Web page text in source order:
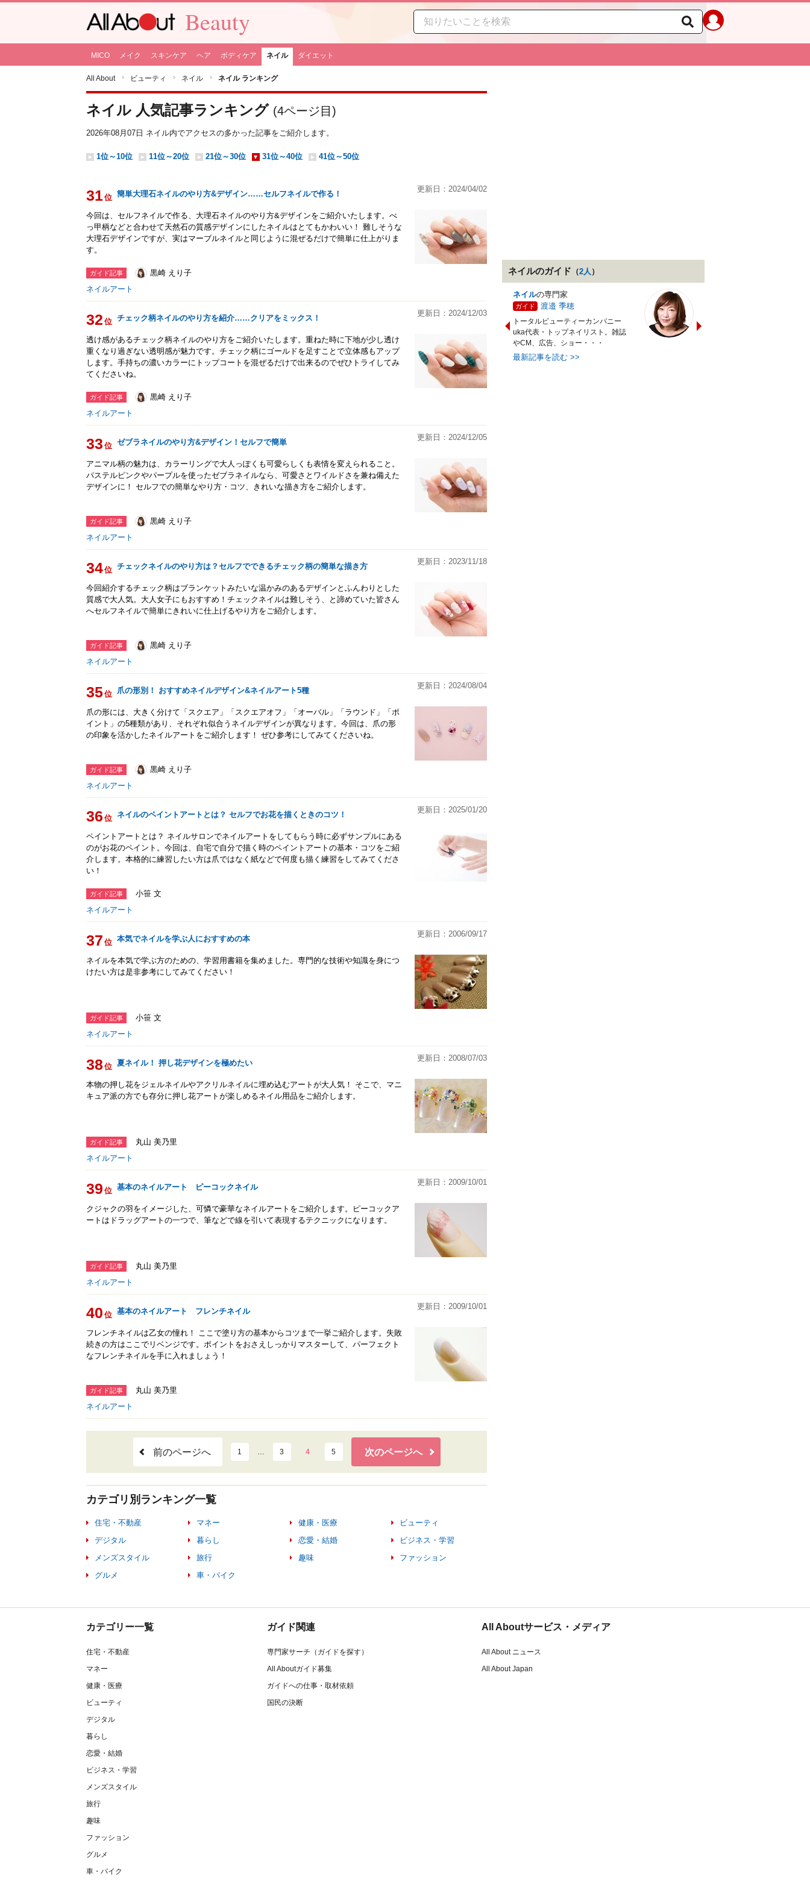
Beauty
MICO メイク スキンケア ヘア ボディケア ネイル ダイエット
All About ビューティ ネイル ネイル ランキング
ネイル 人気記事ランキング (4ページ目)
2026年08月07日 ネイル内でアクセスの多かった記事をご紹介します。
1位～10位 11位～20位 21位～30位 31位～40位 41位～50位
31位 簡単大理石ネイルのやり方&デザイン……セルフネイルで作る！
更新日：2024/04/02
今回は、セルフネイルで作る、大理石ネイルのやり方&デザインをご紹介いたします。べ
っ甲柄などと合わせて天然石の質感デザインにしたネイルはとてもかわいい！ 難しそうな
大理石デザインですが、実はマーブルネイルと同じように混ぜるだけで簡単に仕上がりま
す。
ガイド記事
黒崎 えり子
ネイルアート
32 位 チェック柄ネイルのやり方を紹介……クリアをミックス！
更新日：2024/12/03
透け感があるチェック柄ネイルのやり方をご紹介いたします。重ねた時に下地が少し透け
重くなり過ぎない透明感が魅力です。チェック柄にゴールドを足すことで立体感もアップ
します。手持ちの濃いカラーにトップコートを混ぜるだけで出来るのでぜひトライしてみ
てくださいね。
ガイド記事
黒崎 えり子
ネイルアート
33 位 ゼブラネイルのやり方&デザイン！セルフで簡単
更新日：2024/12/05
アニマル柄の魅力は、カラーリングで大人っぽくも可愛らしくも表情を変えられること。
パステルピンクやパープルを使ったゼブラネイルなら、可愛さとワイルドさを兼ね備えた
デザインに！ セルフでの簡単なやり方・コツ、きれいな描き方をご紹介します。
ガイド記事
黒崎 えり子
ネイルアート
34位 チェックネイルのやり方は？セルフでできるチェック柄の簡単な描き方
更新日：2023/11/18
今回紹介するチェック柄はブランケットみたいな温かみのあるデザインとふんわりとした
質感で大人気。大人女子にもおすすめ！チェックネイルは難しそう、と諦めていた皆さん
へセルフネイルで簡単にきれいに仕上げるやり方をご紹介します。
ガイド記事
黒崎 えり子
ネイルアート
35位 爪の形別！ おすすめネイルデザイン&ネイルアート5種
更新日：2024/08/04
爪の形には、大きく分けて「スクエア」「スクエアオフ」「オーバル」「ラウンド」「ポ
イント」の5種類があり、それぞれ似合うネイルデザインが異なります。今回は、爪の形
の印象を活かしたネイルアートをご紹介します！ ぜひ参考にしてみてくださいね。
ガイド記事
黒崎 えり子
ネイルアート
36 位 ネイルのペイントアートとは？ セルフでお花を描くときのコツ！
更新日：2025/01/20
ペイントアートとは？ ネイルサロンでネイルアートをしてもらう時に必ずサンプルにある
のがお花のペイント。今回は、自宅で自分で描く時のペイントアートの基本・コツをご紹
介します。本格的に練習したい方は爪ではなく紙などで何度も描く練習をしてみてくださ
い！
ガイド記事
小笹 文
ネイルアート
37 位 本気でネイルを学ぶ人におすすめの本
更新日：2006/09/17
ネイルを本気で学ぶ方のための、学習用書籍を集めました。専門的な技術や知識を身につ
けたい方は是非参考にしてみてください！
ガイド記事
小笹 文
ネイルアート
38位 夏ネイル！ 押し花デザインを極めたい
更新日：2008/07/03
本物の押し花をジェルネイルやアクリルネイルに埋め込むアートが大人気！ そこで、マニ
キュア派の方でも存分に押し花アートが楽しめるネイル用品をご紹介します。
ガイド記事
丸山 美乃里
ネイルアート
39 位 基本のネイルアート ピーコックネイル
更新日：2009/10/01
クジャクの羽をイメージした、可憐で豪華なネイルアートをご紹介します。ピーコックア
ートはドラッグアートの一つで、筆などで線を引いて表現するテクニックになります。
ガイド記事
丸山 美乃里
ネイルアート
40 位 基本のネイルアート フレンチネイル
更新日：2009/10/01
フレンチネイルは乙女の憧れ！ ここで塗り方の基本からコツまで一挙ご紹介します。失敗
続きの方はここでリベンジです。ポイントをおさえしっかりマスターして、パーフェクト
なフレンチネイルを手に入れましょう！
ガイド記事
丸山 美乃里
ネイルアート
前のページへ 1 … 3 4 5 次のページへ
カテゴリ別ランキング一覧
住宅・不動産 マネー 健康・医療
ビューティ
デジタル
暮らし 恋愛・結婚
ビジネス・学習
メンズスタイル
旅行 趣味
ファッション
グルメ
車・バイク
ネイルのガイド （2人 ）
ネイルの専門家
ガイド 渡邉 季穂
トータルビューティーカンパニー
uka代表・トップネイリスト。雑誌
やCM、広告、ショー・・・
最新記事を読む>>
ネイルサロン「erikonail（エリコ
ネイル）」主宰。「黒崎えり子ネ
カテゴリー一覧
住宅・不動産
マネー
健康・医療
ビューティ
デジタル
暮らし
恋愛・結婚
ビジネス・学習
メンズスタイル
旅行
趣味
ファッション
グルメ
車・バイク
ガイド関連
専門家サーチ（ガイドを探す）
All Aboutガイド募集
ガイドへの仕事・取材依頼
国民の決断
All Aboutサービス・メディア
All About ニュース
All About Japan